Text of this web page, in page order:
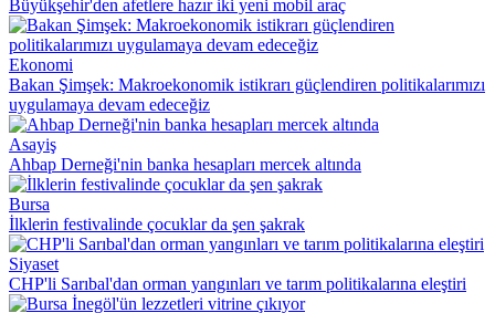
Büyükşehir'den afetlere hazır iki yeni mobil araç
Ekonomi
Bakan Şimşek: Makroekonomik istikrarı güçlendiren politikalarımızı
uygulamaya devam edeceğiz
Asayiş
Ahbap Derneği'nin banka hesapları mercek altında
Bursa
İlklerin festivalinde çocuklar da şen şakrak
Siyaset
CHP'li Sarıbal'dan orman yangınları ve tarım politikalarına eleştiri